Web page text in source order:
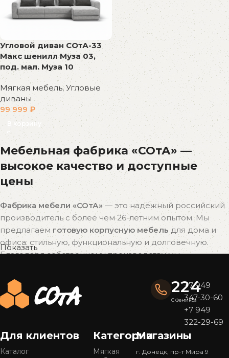
Угловой диван СОтА-33
Макс шенилл Муза 03,
под. мал. Муза 10
Мягкая мебель,Угловые
диваны
99 999 ₽
В корзину
Мебельная фабрика «СОтА» —
высокое качество и доступные
цены
Фабрика мебели «СОтА»— это надёжный российский
производитель с более чем 26-летним опытом. Мы
предлагаем готовую корпусную мебель для дома и
офиса: стильную, функциональную и долговечную.
Благодаря собственному производству мы
качества
Почему выбирают мебель «СОтА»?
У нас представлен
большой выбор мебелив
популярных стилях — от современного минимализма
Показать
224
С Феникса
+7 949
347-30-60
+7 949
322-29-69
Для клиентов
Каталог
Категории
Мягкая
Магазины
г. Донецк, пр-т Мира 9